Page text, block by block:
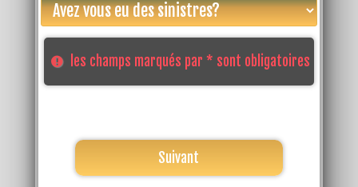
les champs marqués par * sont obligatoires
Suivant